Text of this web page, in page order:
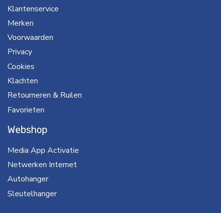
Klantenservice
Merken
Voorwaarden
Privacy
Cookies
Klachten
Retourneren & Ruilen
Favorieten
Webshop
Media App Activatie
Netwerken Internet
Autohanger
Sleutelhanger